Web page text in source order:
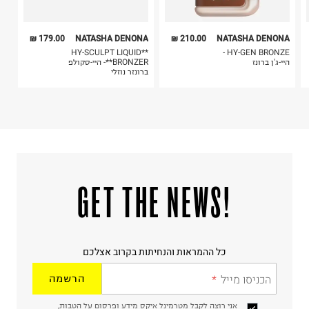
179.00 ₪
NATASHA DENONA
**HY-SCULPT LIQUID
BRONZER**- היי-סקולפ
ברונזר נוזלי
210.00 ₪
NATASHA DENONA
HY-GEN BRONZE -
היי-ג'ן ברונז
!GET THE NEWS
כל ההמראות והנחיתות בקרוב אצלכם
הכניסו מייל הרשמה
אני רוצה לקבל מטרמינל איקס מידע ופרסום על הטבות,